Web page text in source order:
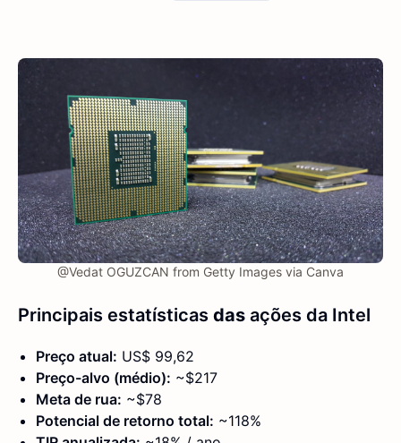
@Vedat OGUZCAN from Getty Images via Canva
Principais estatísticas das ações da Intel
Preço atual: US$ 99,62
Preço-alvo (médio): ~$217
Meta de rua: ~$78
Potencial de retorno total: ~118%